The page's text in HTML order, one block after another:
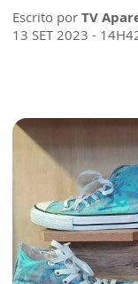
Escrito por TV
13 SET 2023 -